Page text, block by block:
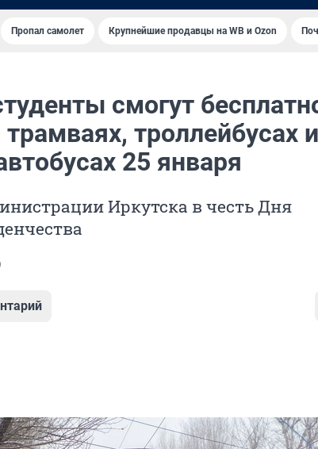
Пропал самолет Крупнейшие продавцы на WB и Ozon
смогут
трамваях, троллейбусах и
25 января
Иркутска в честь Дня